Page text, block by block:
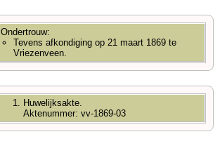
Ondertrouw:
Tevens afkondiging op 21 maart 1869 te
Vriezenveen.
Huwelijksakte.
Aktenummer: vv-1869-03